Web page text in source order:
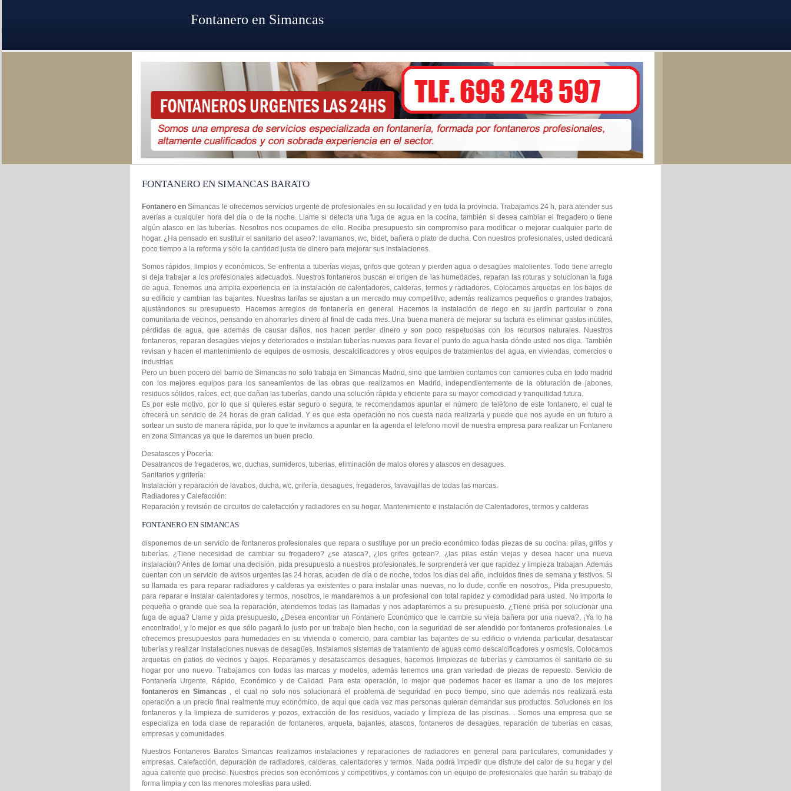
FONTANERO EN SIMANCAS BARATO
Fontanero enSimancas le ofrecemos servicios urgente de profesionales en su localidad y en toda la provincia. Trabajamos 24 h, para atender sus
averías a cualquier hora del día o de la noche. Llame si detecta una fuga de agua en la cocina, también si desea cambiar el fregadero o tiene
algún atasco en las tuberías. Nosotros nos ocupamos de ello. Reciba presupuesto sin compromiso para modificar o mejorar cualquier parte de
hogar. ¿Ha pensado en sustituir el sanitario del aseo?: lavamanos, wc, bidet, bañera o plato de ducha. Con nuestros profesionales, usted dedicará
poco tiempo a la reforma y sólo la cantidad justa de dinero para mejorar sus instalaciones.
Somos rápidos, limpios y económicos. Se enfrenta a tuberías viejas, grifos que gotean y pierden agua o desagües malolientes. Todo tiene arreglo
si deja trabajar a los profesionales adecuados. Nuestros fontaneros buscan el origen de las humedades, reparan las roturas y solucionan la fuga
de agua. Tenemos una amplia experiencia en la instalación de calentadores, calderas, termos y radiadores. Colocamos arquetas en los bajos de
su edificio y cambian las bajantes. Nuestras tarifas se ajustan a un mercado muy competitivo, además realizamos pequeños o grandes trabajos,
ajustándonos su presupuesto. Hacemos arreglos de fontanería en general. Hacemos la instalación de riego en su jardín particular o zona
comunitaria de vecinos, pensando en ahorrarles dinero al final de cada mes. Una buena manera de mejorar su factura es eliminar gastos inútiles,
pérdidas de agua, que además de causar daños, nos hacen perder dinero y son poco respetuosas con los recursos naturales. Nuestros
fontaneros, reparan desagües viejos y deteriorados e instalan tuberías nuevas para llevar el punto de agua hasta dónde usted nos diga. También
revisan y hacen el mantenimiento de equipos de osmosis, descalcificadores y otros equipos de tratamientos del agua, en viviendas, comercios o
industrias.
Pero un buen pocero del barrio de Simancas no solo trabaja en Simancas Madrid, sino que tambien contamos con camiones cuba en todo madrid
con los mejores equipos para los saneamientos de las obras que realizamos en Madrid, independientemente de la obturación de jabones,
residuos sólidos, raíces, ect, que dañan las tuberías, dando una solución rápida y eficiente para su mayor comodidad y tranquilidad futura.
Es por este motivo, por lo que si quieres estar seguro o segura, te recomendamos apuntar el número de teléfono de este fontanero, el cual te
ofrecerá un servicio de 24 horas de gran calidad. Y es que esta operación no nos cuesta nada realizarla y puede que nos ayude en un futuro a
sortear un susto de manera rápida, por lo que te invitamos a apuntar en la agenda el telefono movil de nuestra empresa para realizar un Fontanero
en zona Simancas ya que le daremos un buen precio.
Desatascos y Pocería:
Desatrancos de fregaderos, wc, duchas, sumideros, tuberias, eliminación de malos olores y atascos en desagues.
Sanitarios y grifería:
Instalación y reparación de lavabos, ducha, wc, grifería, desagues, fregaderos, lavavajillas de todas las marcas.
Radiadores y Calefacción:
Reparación y revisión de circuitos de calefacción y radiadores en su hogar. Mantenimiento e instalación de Calentadores, termos y calderas
FONTANERO EN SIMANCAS
disponemos de un servicio de fontaneros profesionales que repara o sustituye por un precio económico todas piezas de su cocina: pilas, grifos y
tuberías. ¿Tiene necesidad de cambiar su fregadero? ¿se atasca?, ¿los grifos gotean?, ¿las pilas están viejas y desea hacer una nueva
instalación? Antes de tomar una decisión, pida presupuesto a nuestros profesionales, le sorprenderá ver que rapidez y limpieza trabajan. Además
cuentan con un servicio de avisos urgentes las 24 horas, acuden de día o de noche, todos los días del año, incluidos fines de semana y festivos. Si
su llamada es para reparar radiadores y calderas ya existentes o para instalar unas nuevas, no lo dude, confíe en nosotros,. Pida presupuesto,
para reparar e instalar calentadores y termos, nosotros, le mandaremos a un profesional con total rapidez y comodidad para usted. No importa lo
pequeña o grande que sea la reparación, atendemos todas las llamadas y nos adaptaremos a su presupuesto. ¿Tiene prisa por solucionar una
fuga de agua? Llame y pida presupuesto, ¿Desea encontrar un Fontanero Económico que le cambie su vieja bañera por una nueva?, ¡Ya lo ha
encontrado!, y lo mejor es que sólo pagará lo justo por un trabajo bien hecho, con la seguridad de ser atendido por fontaneros profesionales. Le
ofrecemos presupuestos para humedades en su vivienda o comercio, para cambiar las bajantes de su edificio o vivienda particular, desatascar
tuberías y realizar instalaciones nuevas de desagües. Instalamos sistemas de tratamiento de aguas como descalcificadores y osmosis. Colocamos
arquetas en patios de vecinos y bajos. Reparamos y desatascamos desagües, hacemos limpiezas de tuberías y cambiamos el sanitario de su
hogar por uno nuevo. Trabajamos con todas las marcas y modelos, además tenemos una gran variedad de piezas de repuesto. Servicio de
Fontanería Urgente, Rápido, Económico y de Calidad. Para esta operación, lo mejor que podemos hacer es llamar a uno de los mejores
fontaneros en Simancas , el cual no solo nos solucionará el problema de seguridad en poco tiempo, sino que además nos realizará esta
operación a un precio final realmente muy económico, de aquí que cada vez mas personas quieran demandar sus productos. Soluciones en los
fontaneros y la limpieza de sumideros y pozos, extracción de los residuos, vaciado y limpieza de las piscinas. . Somos una empresa que se
especializa en toda clase de reparación de fontaneros, arqueta, bajantes, atascos, fontaneros de desagües, reparación de tuberías en casas,
empresas y comunidades.
Nuestros Fontaneros Baratos Simancas realizamos instalaciones y reparaciones de radiadores en general para particulares, comunidades y
empresas. Calefacción, depuración de radiadores, calderas, calentadores y termos. Nada podrá impedir que disfrute del calor de su hogar y del
agua caliente que precise. Nuestros precios son económicos y competitivos, y contamos con un equipo de profesionales que harán su trabajo de
forma limpia y con las menores molestias para usted.
Fontanero en Simancas